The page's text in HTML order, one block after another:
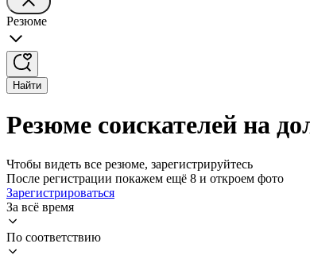
Резюме
Найти
Резюме соискателей на
Чтобы видеть все резюме, зарегистрируйтесь
После регистрации покажем ещё 8 и откроем фото
Зарегистрироваться
За всё время
По соответствию